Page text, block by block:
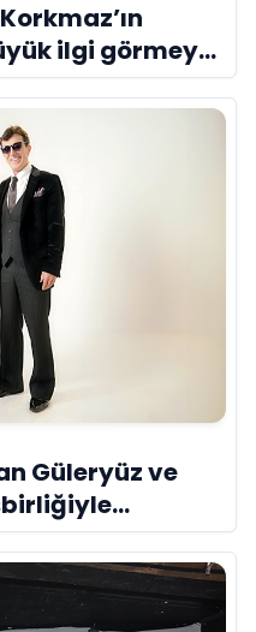
ilgi görmeye
Güleryüz ve
“Deliler